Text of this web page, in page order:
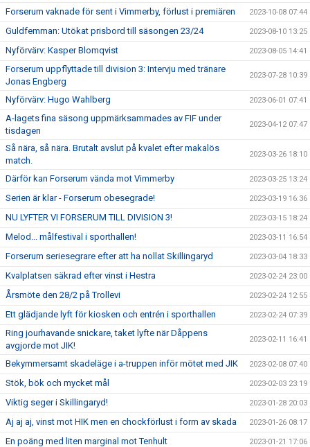
Forserum vaknade för sent i Vimmerby, förlust i premiären 2023-10-08 07:44
Guldfemman: Utökat prisbord till säsongen 23/24 2023-08-10 13:25
Nyförvärv: Kasper Blomqvist 2023-08-05 14:41
Forserum uppflyttade till division 3: Intervju med tränare
Jonas Engberg
2023-07-28 10:39
Nyförvärv: Hugo Wahlberg 2023-06-01 07:41
A-lagets fina säsong uppmärksammades av FIF under
tisdagen
2023-04-12 07:47
Så nära, så nära. Brutalt avslut på kvalet efter makalös
match.
2023-03-26 18:10
Därför kan Forserum vända mot Vimmerby 2023-03-25 13:24
Serien är klar - Forserum obesegrade! 2023-03-19 16:36
NU LYFTER VI FORSERUM TILL DIVISION 3! 2023-03-15 18:24
Melod... målfestival i sporthallen! 2023-03-11 16:54
Forserum seriesegrare efter att ha nollat Skillingaryd 2023-03-04 18:33
Kvalplatsen säkrad efter vinst i Hestra 2023-02-24 23:00
Årsmöte den 28/2 på Trollevi 2023-02-24 12:55
Ett glädjande lyft för kiosken och entrén i sporthallen 2023-02-24 07:39
Ring jourhavande snickare, taket lyfte när Dåppens
avgjorde mot JIK!
2023-02-11 16:41
Bekymmersamt skadeläge i a-truppen inför mötet med JIK 2023-02-08 07:40
Stök, bök och mycket mål 2023-02-03 23:19
Viktig seger i Skillingaryd! 2023-01-28 20:03
Aj aj aj, vinst mot HIK men en chockförlust i form av skada 2023-01-26 08:17
En poäng med liten marginal mot Tenhult 2023-01-21 17:06